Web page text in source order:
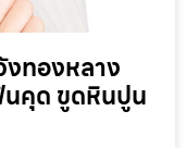
ทองหลาง
นคุด ขูดหินปูน